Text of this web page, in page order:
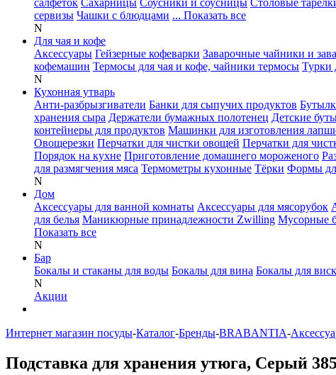
салфеток Сахарницы Соусники и соусницы Столовые
сервизы Чашки с блюдцами ... Показать все
N
Для чая и кофе
Аксессуары Гейзерные кофеварки Заварочные чайники и
кофемашин Термосы для чая и кофе, чайники термосы Турки
N
Кухонная утварь
Анти-разбрызгиватели Банки для сыпучих продуктов
хранения сыра Держатели бумажных полотенец Детские
контейнеры для продуктов Машинки для изготовления
Овощерезки Перчатки для чистки овощей Перчатки для
Порядок на кухне Приготовление домашнего мороженого
для размягчения мяса Термометры кухонные Тёрки Формы
N
Дом
Аксессуары для ванной комнаты Аксессуары для мясорубок
для белья Маникюрные принадлежности Zwilling Мусорные
Показать все
N
Бар
Бокалы и стаканы для воды Бокалы для вина Бокалы для
N
Акции
Интернет магазин посуды-Каталог-Бренды-BRABANTIA-
Подставка для хранения утюга, Серый